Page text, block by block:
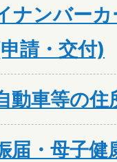
ナンバー
請・交付)
動車等の
届・母子健